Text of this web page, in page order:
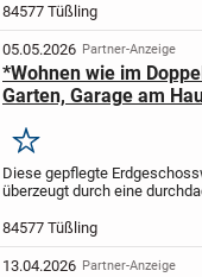
Großzügige Zimmer und ein
fließender Wohnbereich mit
Essen und...
84577 Tüßling
05.05.2026 Partner-Anzeige
*Wohnen wie im
Garten, Garage am
Merken
Diese gepflegte
überzeugt durch eine
Wohnambiente auf ca. 65,44
Wohnfläche. Sie befindet
ruhigen, zweigeschossigen...
84577 Tüßling
13.04.2026 Partner-Anzeige